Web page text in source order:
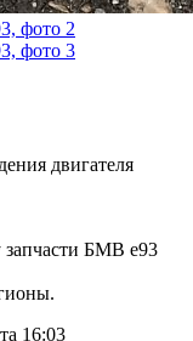
двигателя
запчасти БМВ e93
16:03